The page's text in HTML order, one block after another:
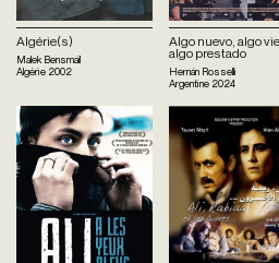
Algérie(s)
Malek Bensmaïl
Algérie 2002
Algo nuevo, algo
algo prestado
Hernán Rosselli
Argentine 2024